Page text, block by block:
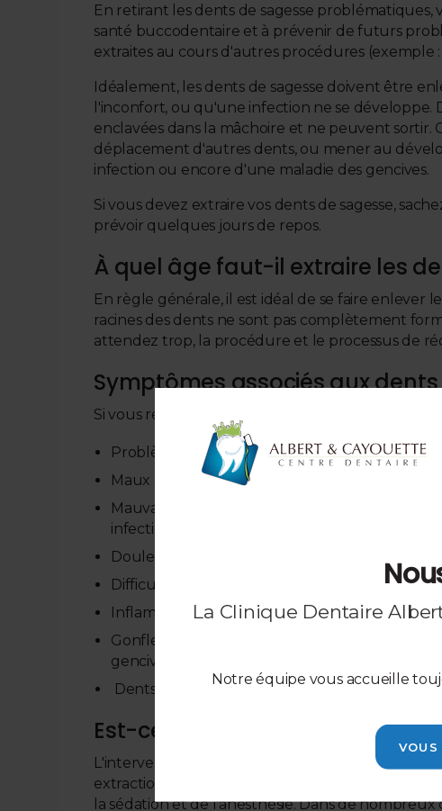
En retirant les dents de sagesse
santé buccodentaire et à prévenir de futurs
extraites au cours d'autres procédures (exemple
Idéalement, les dents de sagesse doivent être
l'inconfort, ou qu'une infection ne se développe.
enclavées dans la mâchoire et ne peuvent
déplacement d'autres dents, ou mener au
infection ou encore d'une maladie des gencives.
Si vous devez extraire vos dents de sagesse,
prévoir quelques jours de repos.
À quel âge faut-il extraire les
En règle générale, il est idéal de se faire enlever
racines des dents ne sont pas complètement
attendez trop, la procédure et le processus de
Symptômes associés aux
Si vous ressentez l'un des symptômes suivants,
Problèmes de sinus
Maux de tête
Mauvaise haleine (causée par l'accumulation
infection)
Douleur dans les dents ou la mâchoire
Difficulté à manger
Inflammation des gencives
Gonflement du visage (causé par des dents de
gencives)
Dents de sagesse mal alignées
Est-ce douloureux de se faire
L'intervention commence par une anesthésie
extractions dentaires sont aujourd'hui beaucoup
la sédation et de l'anesthésie. Dans de
La Clinique Dentaire
Notre équipe vous accueille